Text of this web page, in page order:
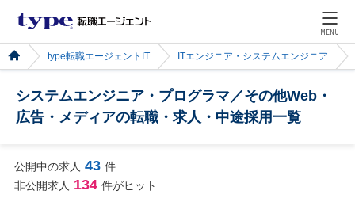
MENU
type転職エージェントIT ITエンジニア・システムエンジニア
システムエンジニア・プログラマ／その他Web・
広告・メディアの転職・求人・中途採用一覧
公開中の求人 43 件
非公開求人 134 件がヒット